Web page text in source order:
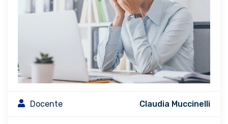
Docente Claudia Muccinelli